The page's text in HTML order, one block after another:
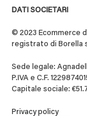
DATI SOCIETARI
© 2023 Ecommerce
registrato di Borella
Sede legale:
P.IVA e C.F.
Capitale sociale:
Privacy policy